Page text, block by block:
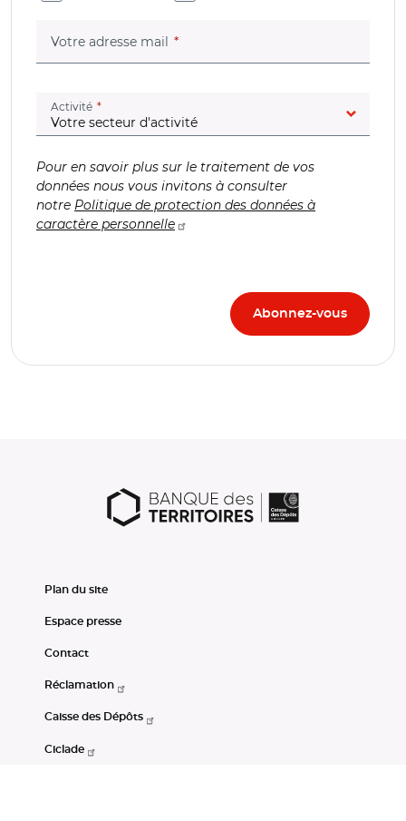
Votre adresse mail (champ obligatoire)
Activité (champ obligatoire)
Pour en savoir plus sur le traitement de vos
données nous vous invitons à consulter
notre Politique de protection des données à
caractère personnelle
Plan du site
Espace presse
Contact
Réclamation
Caisse des Dépôts
Ciclade